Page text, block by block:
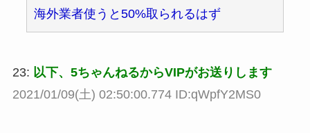
海外業者使うと50%取られるはず
23: 以下、5ちゃんねるからVIPがお送りします
2021/01/09(土) 02:50:00.774 ID:qWpfY2MS0